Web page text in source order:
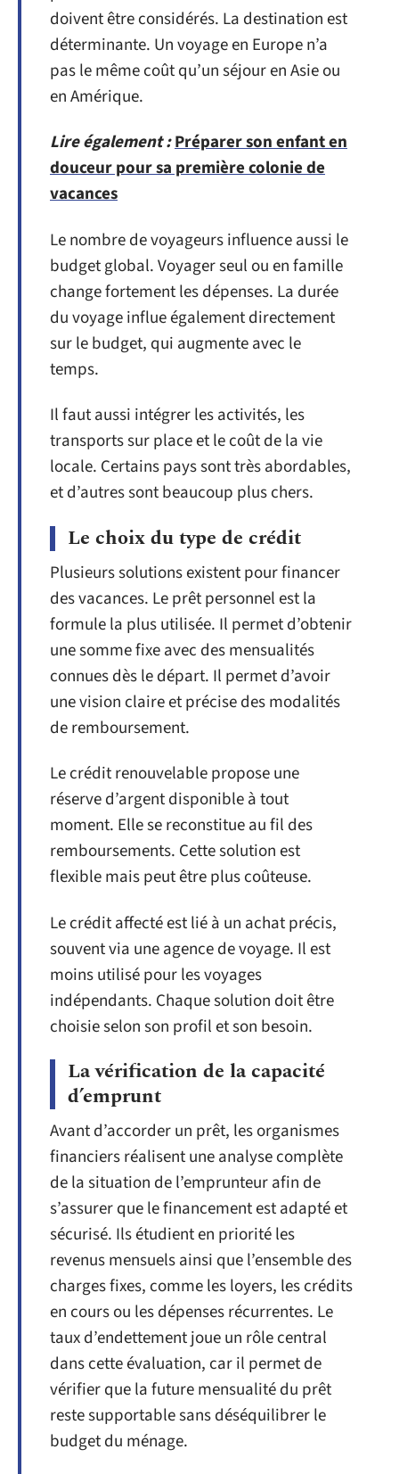
doivent être considérés. La destination est
déterminante. Un voyage en Europe n’a
pas le même coût qu’un séjour en Asie ou
en Amérique.
Lire également :Préparer son enfant en
douceur pour sa première colonie de
vacances
Le nombre de voyageurs influence aussi le
budget global. Voyager seul ou en famille
change fortement les dépenses. La durée
du voyage influe également directement
sur le budget, qui augmente avec le
temps.
Il faut aussi intégrer les activités, les
transports sur place et le coût de la vie
locale. Certains pays sont très abordables,
et d’autres sont beaucoup plus chers.
Le choix du type de crédit
Plusieurs solutions existent pour financer
des vacances. Le prêt personnel est la
formule la plus utilisée. Il permet d’obtenir
une somme fixe avec des mensualités
connues dès le départ. Il permet d’avoir
une vision claire et précise des modalités
de remboursement.
Le crédit renouvelable propose une
réserve d’argent disponible à tout
moment. Elle se reconstitue au fil des
remboursements. Cette solution est
flexible mais peut être plus coûteuse.
Le crédit affecté est lié à un achat précis,
souvent via une agence de voyage. Il est
moins utilisé pour les voyages
indépendants. Chaque solution doit être
choisie selon son profil et son besoin.
La vérification de la capacité
d’emprunt
Avant d’accorder un prêt, les organismes
financiers réalisent une analyse complète
de la situation de l’emprunteur afin de
s’assurer que le financement est adapté et
sécurisé. Ils étudient en priorité les
revenus mensuels ainsi que l’ensemble des
charges fixes, comme les loyers, les crédits
en cours ou les dépenses récurrentes. Le
taux d’endettement joue un rôle central
dans cette évaluation, car il permet de
vérifier que la future mensualité du prêt
reste supportable sans déséquilibrer le
budget du ménage.